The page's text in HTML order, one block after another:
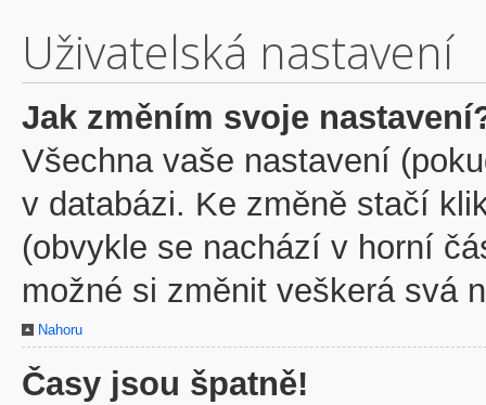
Uživatelská nastavení
Jak změním svoje
Všechna vaše nastavení
v databázi. Ke změně stačí
(obvykle se nachází v horní
možné si změnit veškerá svá
Nahoru
Časy jsou špatně!